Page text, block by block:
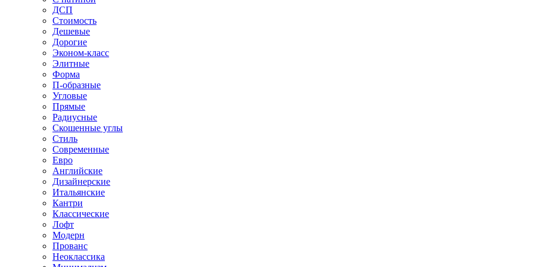
ДСП
Стоимость
Дешевые
Дорогие
Эконом-класс
Элитные
Форма
П-образные
Угловые
Прямые
Радиусные
Скошенные углы
Стиль
Современные
Евро
Английские
Дизайнерские
Итальянские
Кантри
Классические
Лофт
Модерн
Прованс
Неоклассика